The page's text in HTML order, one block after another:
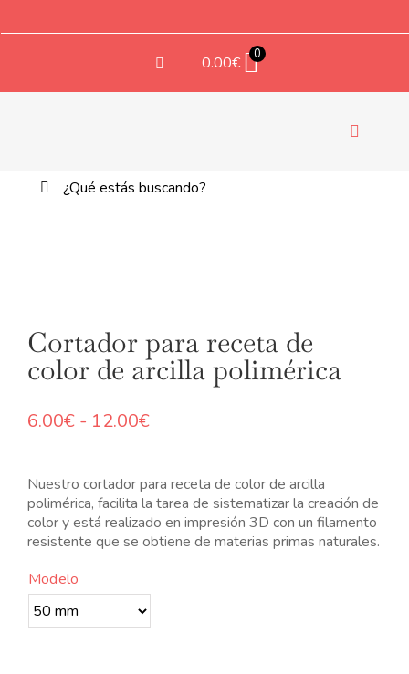
0.00€ 0
Buscar:
Cortador para receta de
color de arcilla polimérica
6.00€ - 12.00€Rango
desde
6.00€
hasta
12.00€
Nuestro cortador para receta de color de arcilla
polimérica, facilita la tarea de sistematizar la creación de
color y está realizado en impresión 3D con un filamento
resistente que se obtiene de materias primas naturales.
Modelo